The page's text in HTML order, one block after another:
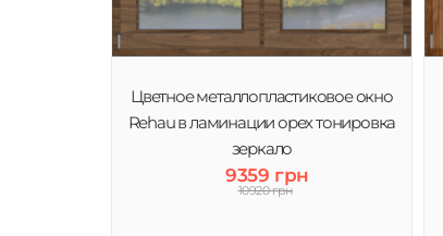
Цветное металлопластиковое окно
Rehau в ламинации орех тонировка
зеркало
9359 грн
10920 грн